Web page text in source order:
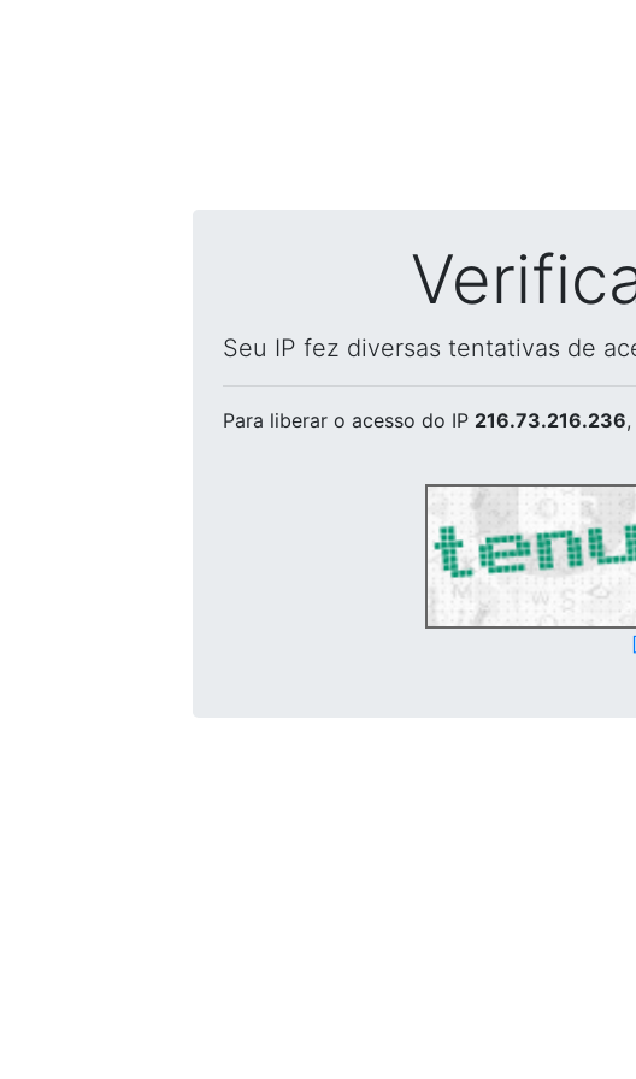
Seu IP fez diversas tentativas de
Para liberar o acesso do IP 216.73.216.236